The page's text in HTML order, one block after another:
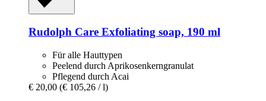
Rudolph Care Exfoliating soap, 190 ml
Für alle Hauttypen
Peelend durch Aprikosenkerngranulat
Pflegend durch Acai
€ 20,00 (€ 105,26 / l)